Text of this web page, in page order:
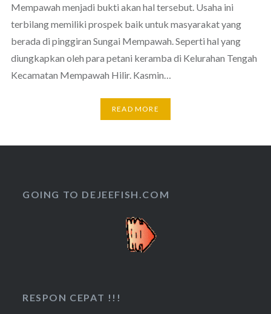
Mempawah menjadi bukti akan hal tersebut. Usaha ini
terbilang memiliki prospek baik untuk masyarakat yang
berada di pinggiran Sungai Mempawah. Seperti hal yang
diungkapkan oleh para petani keramba di Kelurahan Tengah
Kecamatan Mempawah Hilir. Kasmin…
READ MORE
GOING TO DEJEEFISH.COM
RESPON CEPAT !!!